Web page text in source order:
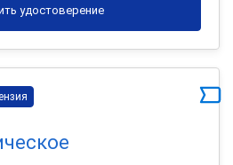
удостоверение